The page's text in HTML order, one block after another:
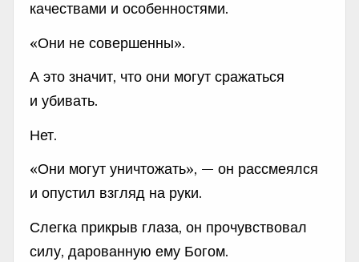
качествами и особенностями.
«Они не совершенны».
А это значит, что они могут сражаться
и убивать.
Нет.
«Они могут уничтожать», — он рассмеялся
и опустил взгляд на руки.
Слегка прикрыв глаза, он прочувствовал
силу, дарованную ему Богом.